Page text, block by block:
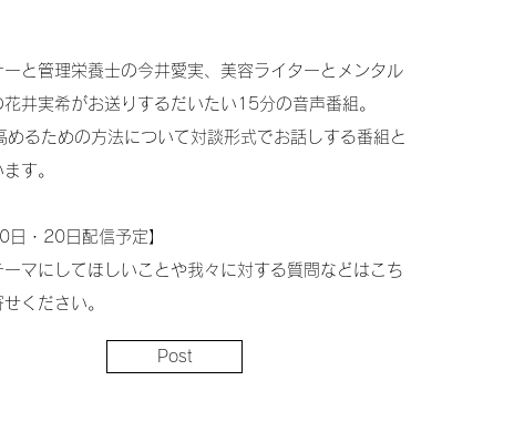
ーと管理栄養士の今井愛実、美容ライターとメンタル
花井実希がお送りするだいたい15分の音声番組。
めるための方法について対談形式でお話しする番組と
す。
日・20日配信予定】
ーマにしてほしいことや我々に対する質問などはこち
ください。
Post